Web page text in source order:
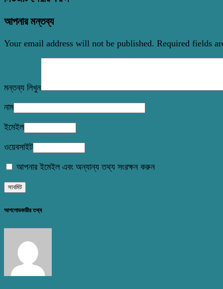
আপনার মন্তব্য
Your email address will not be published. Required fields
মন্তব্য লিখুন
নাম
ইমেইল
ওয়েবসাইট
আপনার ইমেইল এবং অন্যান্য তথ্য সংরক্ষন করুন
আপলোডকারীর তথ্য